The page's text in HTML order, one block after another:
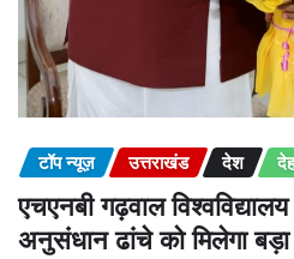
टॉप न्यूज़ उत्तराखंड देश
एचएनबी गढ़वाल
अनुसंधान ढांचे को मिलेगा बड़ा